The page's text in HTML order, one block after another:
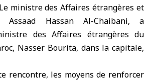
Le ministre des Affaires étrangères et
Assaad Hassan Al-Chaibani, a
des Affaires étrangères du
, Nasser Bourita, dans la capitale,
rencontre, les moyens de renforcer